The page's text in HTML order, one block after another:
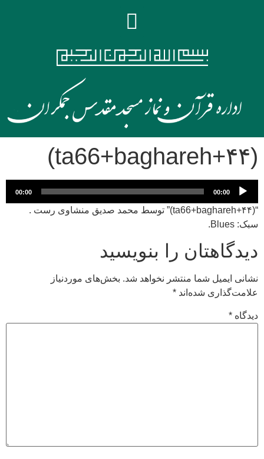
(۴۴+ta66+baghareh)
پخش‌کننده
00:00
00:00
“(۴۴+ta66+baghareh)” توسط محمد صدیق منشاوی رست .
سبک: Blues.
دیدگاهتان را بنویسید
نشانی ایمیل شما منتشر نخواهد شد. بخش‌های موردنیاز
علامت‌گذاری شده‌اند *
دیدگاه *